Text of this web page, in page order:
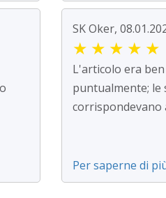
SK Oker,
★ ★ ★ ★ ★
L'articolo era
puntualmente; le
corrispondevano
Per saperne di